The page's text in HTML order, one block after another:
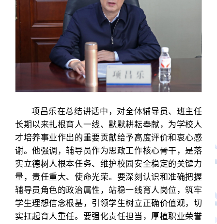
项昌乐在总结讲话中，对全体辅导员、班主任
长期以来扎根育人一线、默默耕耘奉献，为学校人
才培养事业作出的重要贡献给予高度评价和衷心感
谢。他强调，辅导员作为思政工作核心骨干，是落
实立德树人根本任务、维护校园安全稳定的关键力
量，责任重大、使命光荣。要深刻认识和准确把握
辅导员角色的政治属性，站稳一线育人岗位，筑牢
学生理想信念根基，引领学生树立正确价值观，切
实扛起育人重任。要强化责任担当，厚植职业荣誉